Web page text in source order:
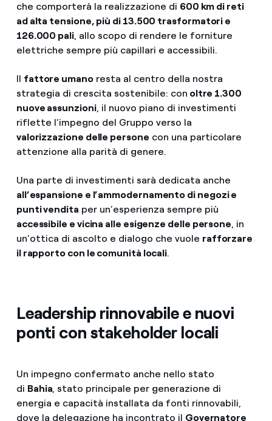
che comporterà la realizzazione di 600 km di reti
ad alta tensione, più di 13.500 trasformatori e
126.000 pali, allo scopo di rendere le forniture
elettriche sempre più capillari e accessibili.
Il fattore umanoresta al centro della nostra
strategia di crescita sostenibile: con oltre 1.300
nuove assunzioni, il nuovo piano di investimenti
riflette l’impegno del Gruppo verso la
valorizzazione delle persone con una particolare
attenzione alla parità di genere.
Una parte di investimenti sarà dedicata anche
all’espansione e l’ammodernamento di negozi e
punti vendita per un’esperienza sempre più
accessibile e vicina alle esigenze delle persone, in
un’ottica di ascolto e dialogo che vuole rafforzare
il rapporto con le comunità locali.
Leadership rinnovabile e nuovi
ponti con stakeholder locali
Un impegno confermato anche nello stato
di Bahia , stato principale per generazione di
energia e capacità installata da fonti rinnovabili,
dove la delegazione ha incontrato il Governatore